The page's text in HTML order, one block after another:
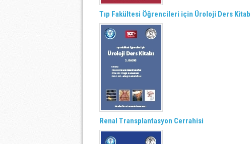
Tıp Fakültesi Öğrencileri için Üroloji Ders
Renal Transplantasyon Cerrahisi